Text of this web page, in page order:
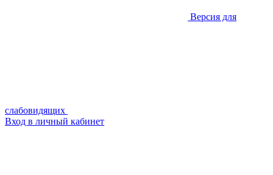
Версия для
слабовидящих
Вход в личный кабинет